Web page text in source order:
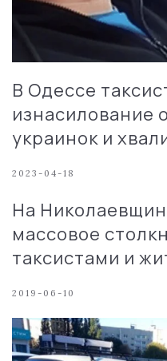
В Одессе
изнасилование
украинок и
2023-04-18
На
массовое
таксистами и
2019-06-10